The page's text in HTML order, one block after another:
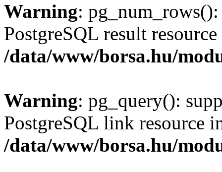
Warning:
PostgreSQL result
/data/www/borsa.hu/
Warning: pg_query():
PostgreSQL link resource
/data/www/borsa.hu/